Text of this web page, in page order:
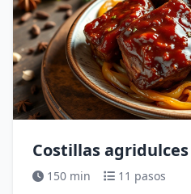
Costillas
150 min
11 pasos